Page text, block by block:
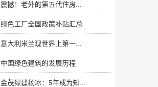
震撼！老外的第五代住房...
绿色工厂全国政策补贴汇总
意大利米兰现世界上第一...
中国绿色建筑的发展历程
金茂绿建杨冰：5年成为知...